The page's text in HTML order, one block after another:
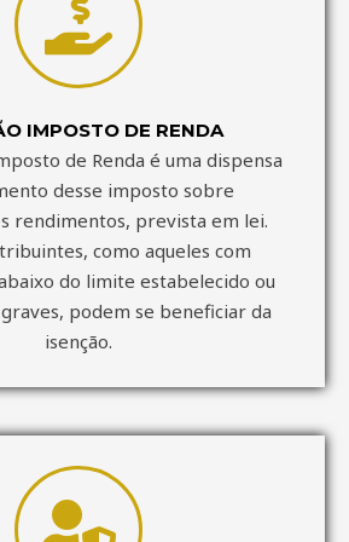
IMPOSTO DE RENDA
de Renda é uma dispensa
desse imposto sobre
rendimentos, prevista em lei.
como aqueles com
do limite estabelecido ou
podem se beneficiar da
isenção.